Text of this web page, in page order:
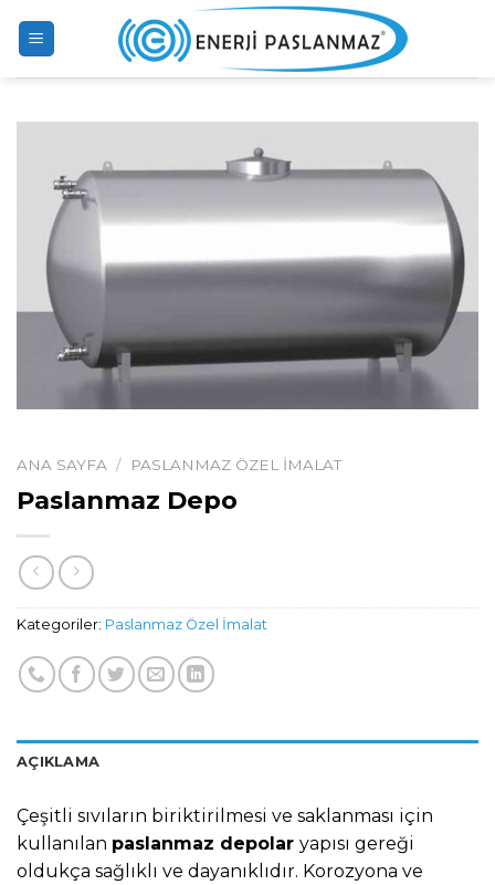
ANA SAYFA / PASLANMAZ ÖZEL İMALAT
Paslanmaz Depo
Kategoriler: Paslanmaz Özel İmalat
AÇIKLAMA
Çeşitli sıvıların biriktirilmesi ve saklanması için
kullanılan paslanmaz depolar yapısı gereği
oldukça sağlıklı ve dayanıklıdır. Korozyona ve